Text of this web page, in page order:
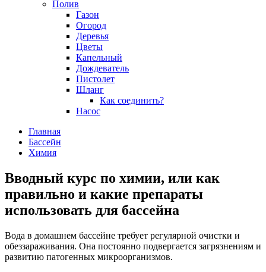
Полив
Газон
Огород
Деревья
Цветы
Капельный
Дождеватель
Пистолет
Шланг
Как соединить?
Насос
Главная
Бассейн
Химия
Вводный курс по химии, или как
правильно и какие препараты
использовать для бассейна
Вода в домашнем бассейне требует регулярной очистки и
обеззараживания. Она постоянно подвергается загрязнениям и
развитию патогенных микроорганизмов.